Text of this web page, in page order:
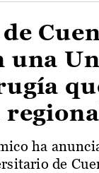
una
ha
de